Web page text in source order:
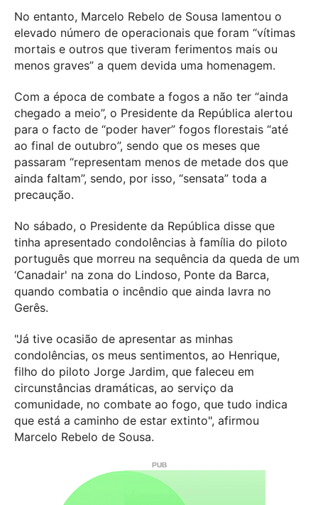
No entanto, Marcelo Rebelo de Sousa lamentou o
elevado número de operacionais que foram “vítimas
mortais e outros que tiveram ferimentos mais ou
menos graves” a quem devida uma homenagem.
Com a época de combate a fogos a não ter “ainda
chegado a meio”, o Presidente da República alertou
para o facto de “poder haver” fogos florestais “até
ao final de outubro”, sendo que os meses que
passaram “representam menos de metade dos que
ainda faltam”, sendo, por isso, “sensata” toda a
precaução.
No sábado, o Presidente da República disse que
tinha apresentado condolências à família do piloto
português que morreu na sequência da queda de um
‘Canadair' na zona do Lindoso, Ponte da Barca,
quando combatia o incêndio que ainda lavra no
Gerês.
"Já tive ocasião de apresentar as minhas
condolências, os meus sentimentos, ao Henrique,
filho do piloto Jorge Jardim, que faleceu em
circunstâncias dramáticas, ao serviço da
comunidade, no combate ao fogo, que tudo indica
que está a caminho de estar extinto", afirmou
Marcelo Rebelo de Sousa.